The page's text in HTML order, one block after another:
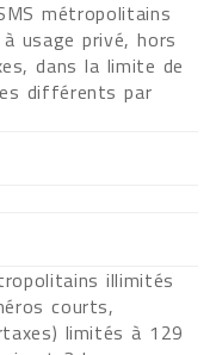
métropolitains
usage privé, hors
dans la limite de
différents par
illimités
courts,
limités à 129